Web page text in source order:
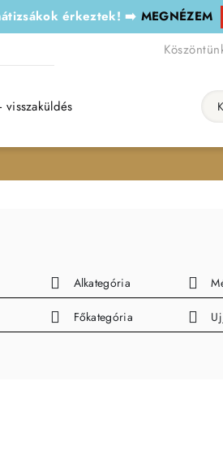
érkeztek! ➡️ MEGNÉZEM
visszaküldés
Alkategória
Főkategória